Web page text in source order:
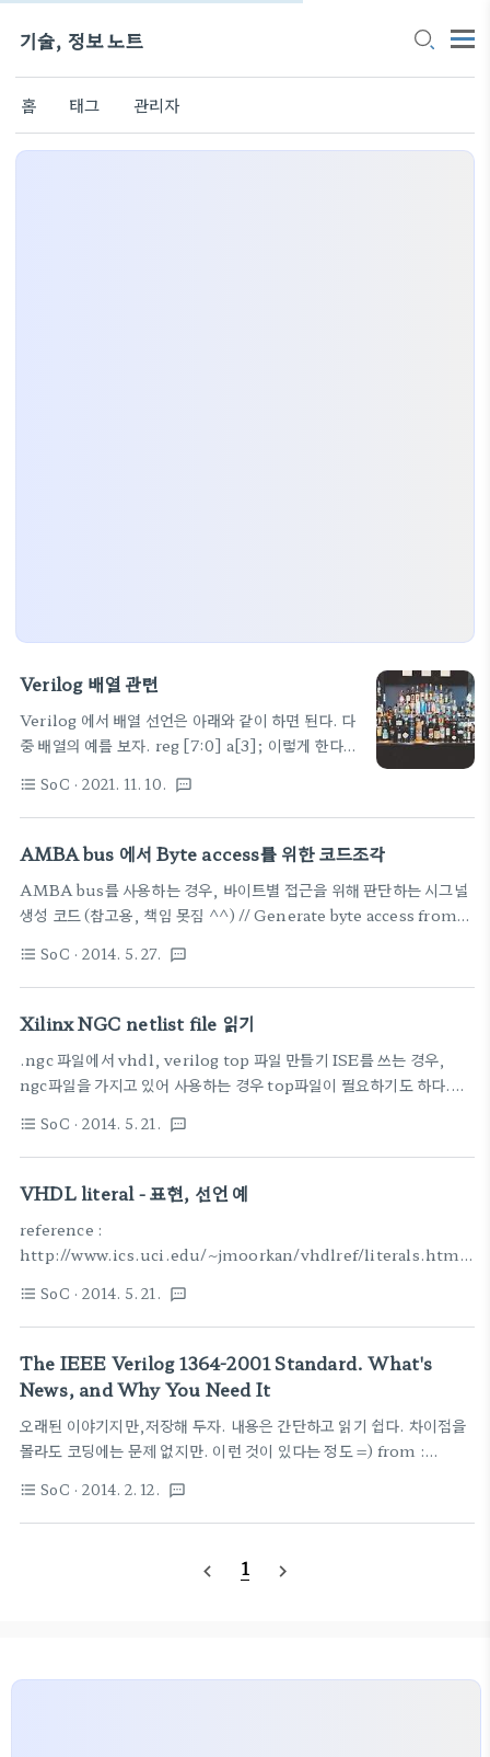
기술, 정보 노트
홈 태그 관리자
Verilog 배열 관련
Verilog 에서 배열 선언은 아래와 같이 하면 된다. 다
중 배열의 예를 보자. reg [7:0] a[3]; 이렇게 한다.
나타내고, 배열을 뒤쪽의 "[3]" 으로 보고 이해하는
것이 쉽다. 즉 위의 예는 8비트짜리 배열 3개을 가지
고 있다는 의미 또한 중요한 것은 포트로 뽑아낼 수가
없다는 엄청 불편한 진실.. 즉 module의
input/output으로 쓰기 곤란하다는.. 구체적인 예
는 위 참고 사이트 참조 참고 :
http://blog.naver.com/beahey/90192889480
[4:0] po..
format_list_bulleted SoC · 2021. 11. 10. textsms
AMBA bus 에서 Byte access를 위한 코드조각
AMBA bus를 사용하는 경우, 바이트별 접근을 위해 판단하는 시그널
생성 코드 (참고용, 책임 못짐 ^^) // Generate byte access from
((HADDR[1]==1'b0) & HSIZE[0]) |
(HADDR[1:0]==2'b00));assign byte1_access = (HSIZE[1] |
((HADDR[1]==1'b0) & HSIZE[0]) |
((HADDR[1]==1'b1) & HSIZE[0]) |
(HADDR[1:0]==2'b10));assign byte3_access = (HSIZE[1] |
((HAD..
format_list_bulleted SoC · 2014. 5. 27. textsms
Xilinx NGC netlist file 읽기
.ngc 파일에서 vhdl, verilog top 파일 만들기 ISE를 쓰는 경우,
ngc파일을 가지고 있어 사용하는 경우 top파일이 필요하기도 하다.간
http://www.fpgadeveloper.com/2011/08/how-to-read-an-
ngc-netlist-file.html To convert the netlist into VHDL
type “netgen -ofmt vhdl filename.ngc“. Netgen will create
a filename.vhd file.To convert the netlist into Verilog
type “netgen -ofmt verilog filename.ngc“. Netgen will
create a filen..
format_list_bulleted SoC · 2014. 5. 21. textsms
VHDL literal - 표현, 선언 예
reference :
http://www.ics.uci.edu/~jmoorkan/vhdlref/literals.html
real := 32.0; constant FLAG :bit_vector(0 to 7) :=
"11111111"; constant MSG : string := "Hello"; 숫자 표현
BIT_8_BUS
format_list_bulleted SoC · 2014. 5. 21. textsms
The IEEE Verilog 1364-2001 Standard. What's
News, and Why You Need It
오래된 이야기지만,저장해 두자. 내용은 간단하고 읽기 쉽다. 차이점을
몰라도 코딩에는 문제 없지만. 이런 것이 있다는 정도 =) from :
1364-2001 Standard. What's News, and Why You Need
It(로컬카피)
format_list_bulleted SoC · 2014. 2. 12. textsms
navigate_before 1 navigate_next